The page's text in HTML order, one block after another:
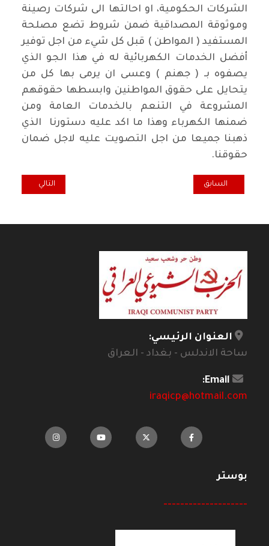
الشركات الحكومية، او احالتها الى شركات رصينة
وموثوقة المصداقية ضمن شروط تضع مصلحة
المستفيد ( المواطن ) قبل كل شيء من اجل توفير
أفضل الخدمات الكهربائية له في هذا الجو الذي
يصفوه بـ ( جهنم ) وعسى ان يرمى بها كل من
يتحايل على حقوق المواطنين وابسطها حقوقهم
المشروعة في التنعم بالخدمات العامة ومن
ضمنها الكهرباء وهذا ما اكد عليه دستورنا الذي
ذهبنا جميعا من اجل التصويت عليه لاجل ضمان
حقوقنا.
المقال السابق: خارج النسق... "أم الهمة" الشهيدة أمية حسين جبارة /
السابق المقال التالي:
التالي
العنوان الرئيسي:
ساحة الاندلس - بغداد - العراق
Email:
iraqicp@hotmail.com
بوستر
--------------------